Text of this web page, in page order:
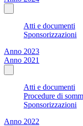
Atti e documenti
Sponsorizzazioni
Anno 2023
Anno 2021
Atti e documenti
Procedure di
Sponsorizzazioni
Anno 2022